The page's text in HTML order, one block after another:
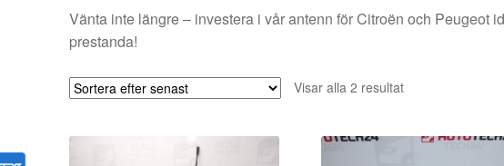
Vänta inte längre – investera i vår antenn för Citroën och Peugeot
prestanda!
Visar alla 2 resultatSortera